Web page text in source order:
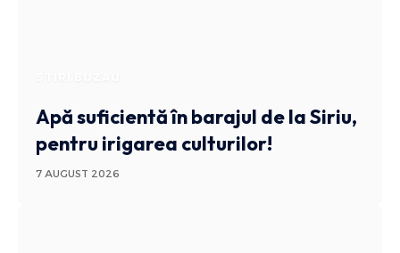
Apă suficientă în barajul de la Siriu,
pentru irigarea culturilor!
7 AUGUST 2026